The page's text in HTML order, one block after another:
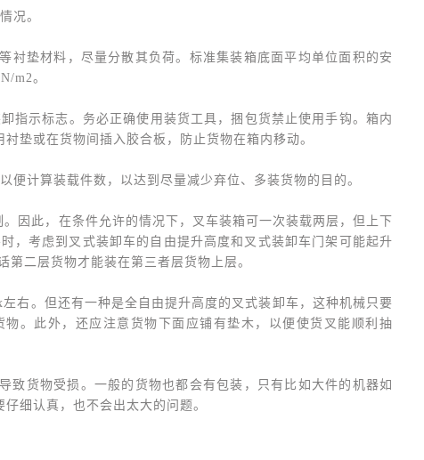
况。
衬垫材料，尽量分散其负荷。标准集装箱底面平均单位面积的安
m2。
指示标志。务必正确使用装货工具，捆包货禁止使用手钩。箱内
垫或在货物间插入胶合板，防止货物在箱内移动。
计算装载件数，以达到尽量减少弃位、多装货物的目的。
因此，在条件允许的情况下，叉车装箱可一次装载两层，但上下
，考虑到叉式装卸车的自由提升高度和叉式装卸车门架可能起升
二层货物才能装在第三者层货物上层。
右。但还有一种是全自由提升高度的叉式装卸车，这种机械只要
。此外，还应注意货物下面应铺有垫木，以便使货叉能顺利抽
致货物受损。一般的货物也都会有包装，只有比如大件的机器如
细认真，也不会出太大的问题。